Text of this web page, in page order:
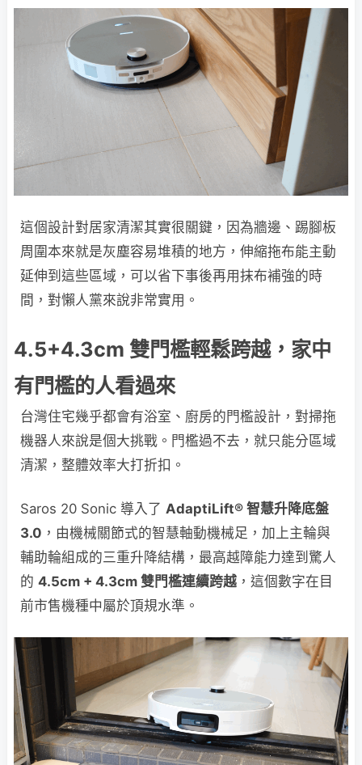
這個設計對居家清潔其實很關鍵，因為牆邊、踢腳板
周圍本來就是灰塵容易堆積的地方，伸縮拖布能主動
延伸到這些區域，可以省下事後再用抹布補強的時
間，對懶人黨來說非常實用。
4.5+4.3cm 雙門檻輕鬆跨越，家中
有門檻的人看過來
台灣住宅幾乎都會有浴室、廚房的門檻設計，對掃拖
機器人來說是個大挑戰。門檻過不去，就只能分區域
清潔，整體效率大打折扣。
Saros 20 Sonic 導入了 AdaptiLift® 智慧升降底盤
3.0 ，由機械關節式的智慧軸動機械足，加上主輪與
輔助輪組成的三重升降結構，最高越障能力達到驚人
的 4.5cm + 4.3cm 雙門檻連續跨越 ，這個數字在目
前市售機種中屬於頂規水準。